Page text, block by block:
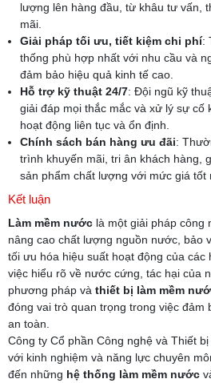
lượng lên hàng đầu, từ khâu tư vấn,
mãi.
Giải pháp tối ưu, tiết kiệm chi phí:
thống phù hợp nhất với nhu cầu và
đảm bảo hiệu quả kinh tế cao.
Hỗ trợ kỹ thuật 24/7: Đội ngũ kỹ
giải đáp mọi thắc mắc và xử lý sự cố
hoạt động liên tục và ổn định.
Chính sách bán hàng ưu đãi:
trình khuyến mãi, tri ân khách hàng,
sản phẩm chất lượng với mức giá tốt
Kết luận
Làm mềm nước là một giải pháp công
nâng cao chất lượng nguồn nước, bảo
tối ưu hóa hiệu suất hoạt động của các
việc hiểu rõ về nước cứng, tác hại của
phương pháp và thiết bị làm mềm
đóng vai trò quan trọng trong việc đảm
an toàn.
Công ty Cổ phần Công nghệ và Thiết
với kinh nghiệm và năng lực chuyên
đến những hệ thống làm mềm nước